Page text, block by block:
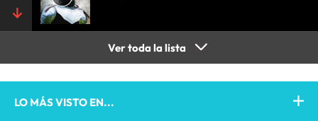
Ver toda la lista
LO MÁS VISTO EN...